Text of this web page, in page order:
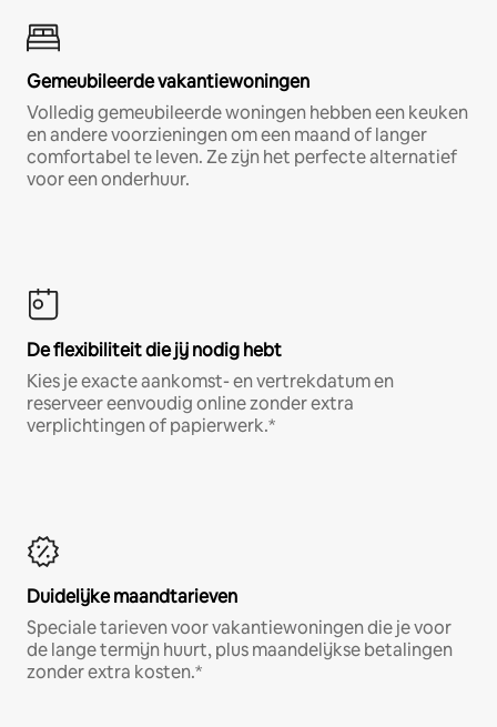
Gemeubileerde vakantiewoningen
Volledig gemeubileerde woningen hebben een keuken
en andere voorzieningen om een maand of langer
comfortabel te leven. Ze zijn het perfecte alternatief
voor een onderhuur.
De flexibiliteit die jij nodig hebt
Kies je exacte aankomst- en vertrekdatum en
reserveer eenvoudig online zonder extra
verplichtingen of papierwerk.*
Duidelijke maandtarieven
Speciale tarieven voor vakantiewoningen die je voor
de lange termijn huurt, plus maandelijkse betalingen
zonder extra kosten.*